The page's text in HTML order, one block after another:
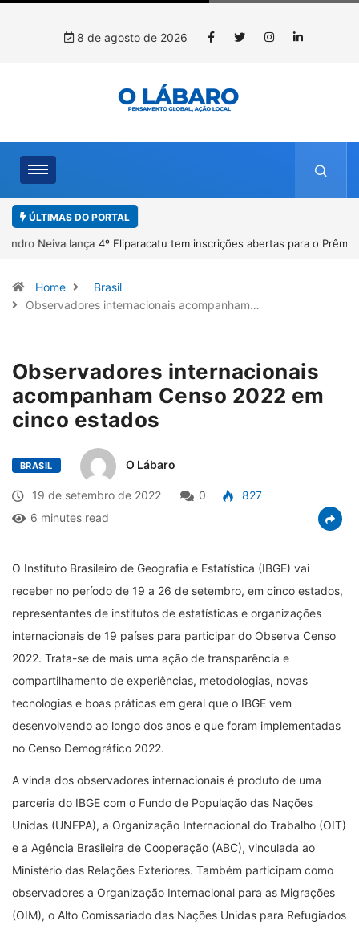
8 de agosto de 2026
ÚLTIMAS DO PORTAL
4º Fliparacatu tem inscrições abertas para o Prêmio de Redação e
Home
Brasil
Observadores internacionais acompanham…
Observadores internacionais
acompanham Censo 2022 em
cinco estados
BRASIL O Lábaro
19 de setembro de 2022 0
827
6 minutes read
O Instituto Brasileiro de Geografia e Estatística (IBGE) vai
receber no período de 19 a 26 de setembro, em cinco estados,
representantes de institutos de estatísticas e organizações
internacionais de 19 países para participar do Observa Censo
2022. Trata-se de mais uma ação de transparência e
compartilhamento de experiências, metodologias, novas
tecnologias e boas práticas em geral que o IBGE vem
desenvolvendo ao longo dos anos e que foram implementadas
no Censo Demográfico 2022.
A vinda dos observadores internacionais é produto de uma
parceria do IBGE com o Fundo de População das Nações
Unidas (UNFPA), a Organização Internacional do Trabalho (OIT)
e a Agência Brasileira de Cooperação (ABC), vinculada ao
Ministério das Relações Exteriores. Também participam como
observadores a Organização Internacional para as Migrações
(OIM), o Alto Comissariado das Nações Unidas para Refugiados